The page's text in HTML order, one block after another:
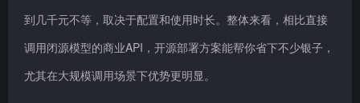
到几千元不等，取决于配置和使用时长。整体来看，相比直接
调用闭源模型的商业API，开源部署方案能帮你省下不少银子，
尤其在大规模调用场景下优势更明显。